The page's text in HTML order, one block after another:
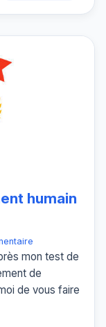
humain
mon test de
de
de vous faire